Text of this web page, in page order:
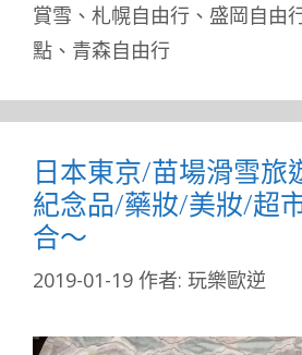
賞雪 、 札幌自由行 、 盛岡自由
點 、 青森自由行
日本東京/苗場滑雪旅
紀念品/藥妝/美妝/超
合～
2019-01-19 作者: 玩樂歐逆